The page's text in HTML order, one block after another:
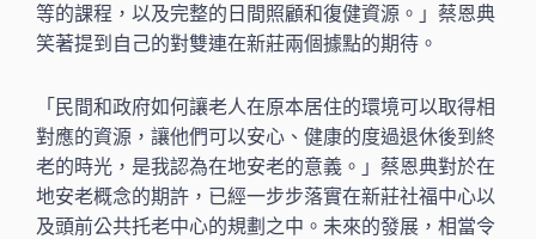
等的課程，以及完整的日間照顧和復健資源。」蔡恩典
笑著提到自己的對雙連在新莊兩個據點的期待。
「民間和政府如何讓老人在原本居住的環境可以取得相
對應的資源，讓他們可以安心、健康的度過退休後到終
老的時光，是我認為在地安老的意義。」蔡恩典對於在
地安老概念的期許，已經一步步落實在新莊社福中心以
及頭前公共托老中心的規劃之中。未來的發展，相當令